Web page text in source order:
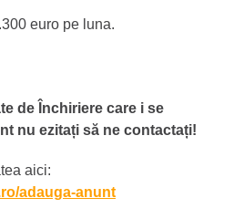
euro pe luna.
de Închiriere care i se
nu ezitați să ne contactați!
aici:
adauga-anunt